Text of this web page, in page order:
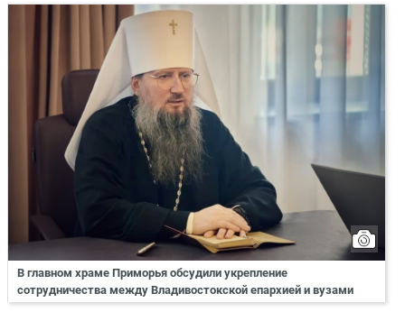
В главном храме Приморья обсудили укрепление
сотрудничества между Владивостокской епархией и вузами